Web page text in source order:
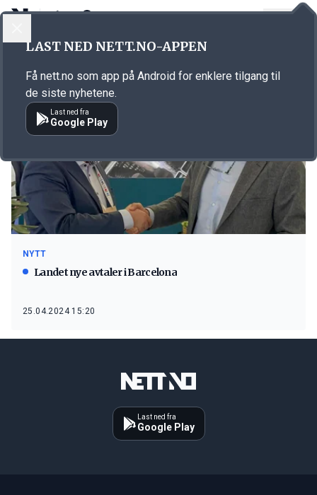
Emne: Barcelona
NYTT
Landet nye avtaler i Barcelona
25.04.2024 15:20
Last ned fra
Google Play
LAST NED NETT.NO-APPEN
Få nett.no som app på Android for enklere tilgang til
de siste nyhetene.
Last ned fra
Google Play